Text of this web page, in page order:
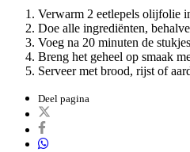
Verwarm 2 eetlepels olijfolie
Doe alle ingrediënten,
Voeg na 20 minuten de
Breng het geheel op smaak
Serveer met brood, rijst of
Deel pagina
Op
Facebook